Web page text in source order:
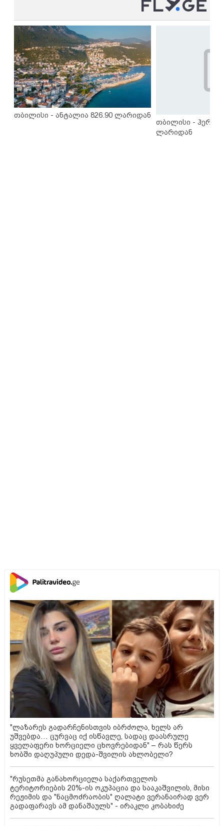
თბილისი - ანტალია 826.90 ლარიდან
თბილისი -
ლარიდან
"ლაზარეს გადარჩენისთვის იბრძოლა, ხელს არ
უშვებდა… ცურვაც იქ ისწავლე, სადაც დაასრულე
ყველაფერი ხორციელი ცხოვრებიდან" – რას წერს
ხობში დაღუპული დედა-შვილის ახლობელი?
"რუსეთმა განახორციელა საქართველოს
ტერიტორიების 20%-ის ოკუპაცია და სააკაშვილის, მისი
რეჟიმის და "ნაცმოძრაობის" ღალატი ვერანაირად ვერ
გადაფარავს ამ დანაშაულს" - ირაკლი კობახიძე